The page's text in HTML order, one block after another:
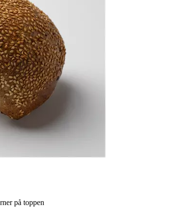
på toppen